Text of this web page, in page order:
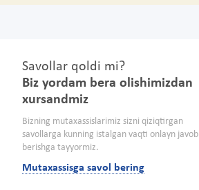
Savollar qoldi mi?
Biz yordam bera olishimizdan
xursandmiz
Bizning mutaxassislarimiz sizni qiziqtirgan
savollarga kunning istalgan vaqti onlayn javob
berishga tayyormiz.
Mutaxassisga savol bering